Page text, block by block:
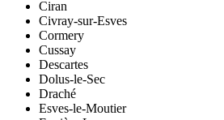
Ciran
Civray-sur-Esves
Cormery
Cussay
Descartes
Dolus-le-Sec
Draché
Esves-le-Moutier